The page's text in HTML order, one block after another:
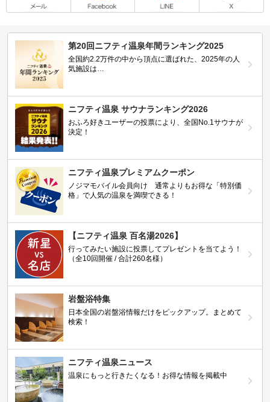
第20回ニフティ温泉年間ランキング2025
全国約2.2万件の中から頂点に選ばれた、2025年の人
気施設は…
ニフティ温泉 サウナランキング2026
おふろ好きユーザーの投票により、全国No.1サウナが
決定！
ニフティ温泉プレミアムクーポン
ノジマモバイル会員向け 通常よりもお得な「特別価
格」で人気の温泉を満喫できる！
【ニフティ温泉 百名湯2026】
行ってみたい施設に投票してプレゼントを当てよう！
（全10回開催 / 合計260名様）
岩盤浴特集
日本全国の岩盤浴情報だけをピックアップ。まとめて
検索！
ニフティ温泉ニュース
温泉にもっと行きたくなる！お得な情報を掲載中